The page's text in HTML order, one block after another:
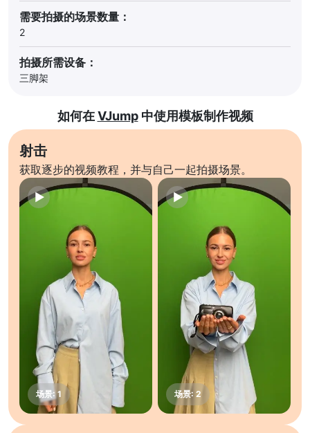
需要拍摄的场景数量：
2
拍摄所需设备：
三脚架
如何在VJump中使用模板制作视频
射击
获取逐步的视频教程，并与自己一起拍摄场景。